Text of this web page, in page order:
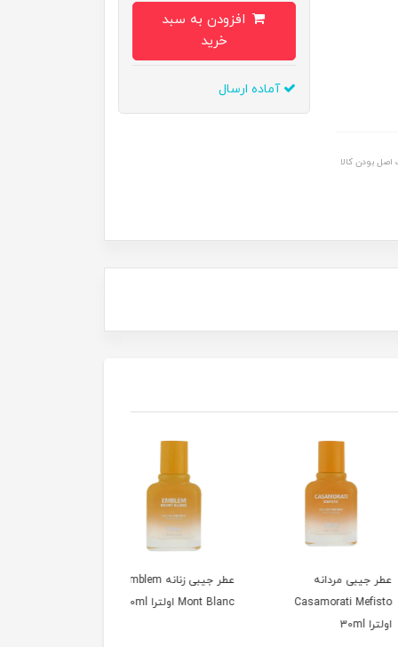
بودن کالا
افزودن به سبد
خرید
آماده ارسال
مردانه
Casamorati
عطر جیبی زنانه Emblem
Mont Blanc اولترا 30ml